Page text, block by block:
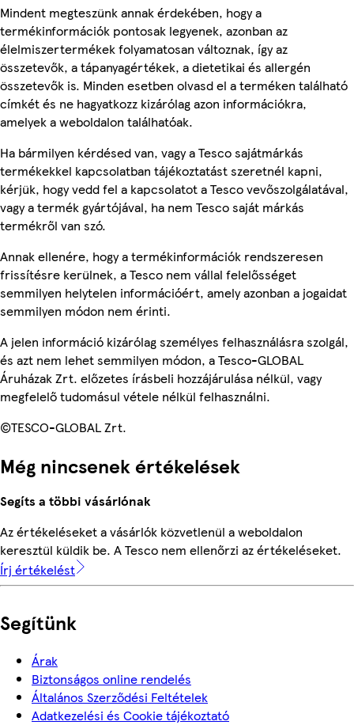
Mindent megteszünk annak érdekében, hogy a
termékinformációk pontosak legyenek, azonban az
élelmiszertermékek folyamatosan változnak, így az
összetevők, a tápanyagértékek, a dietetikai és allergén
összetevők is. Minden esetben olvasd el a terméken található
címkét és ne hagyatkozz kizárólag azon információkra,
amelyek a weboldalon találhatóak.
Ha bármilyen kérdésed van, vagy a Tesco sajátmárkás
termékekkel kapcsolatban tájékoztatást szeretnél kapni,
kérjük, hogy vedd fel a kapcsolatot a Tesco vevőszolgálatával,
vagy a termék gyártójával, ha nem Tesco saját márkás
termékről van szó.
Annak ellenére, hogy a termékinformációk rendszeresen
frissítésre kerülnek, a Tesco nem vállal felelősséget
semmilyen helytelen információért, amely azonban a jogaidat
semmilyen módon nem érinti.
A jelen információ kizárólag személyes felhasználásra szolgál,
és azt nem lehet semmilyen módon, a Tesco-GLOBAL
Áruházak Zrt. előzetes írásbeli hozzájárulása nélkül, vagy
megfelelő tudomásul vétele nélkül felhasználni.
©TESCO-GLOBAL Zrt.
Még nincsenek értékelések
Segíts a többi vásárlónak
Az értékeléseket a vásárlók közvetlenül a weboldalon
keresztül küldik be. A Tesco nem ellenőrzi az értékeléseket.
Írj értékelést
Segítünk
Árak
Biztonságos online rendelés
Általános Szerződési Feltételek
Adatkezelési és Cookie tájékoztató